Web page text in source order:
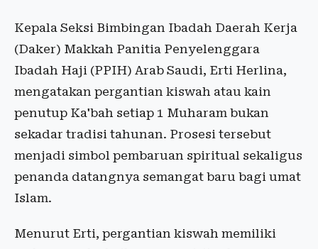
Kepala Seksi Bimbingan Ibadah Daerah Kerja
(Daker) Makkah Panitia Penyelenggara
Ibadah Haji (PPIH) Arab Saudi, Erti Herlina,
mengatakan pergantian kiswah atau kain
penutup Ka'bah setiap 1 Muharam bukan
sekadar tradisi tahunan. Prosesi tersebut
menjadi simbol pembaruan spiritual sekaligus
penanda datangnya semangat baru bagi umat
Islam.
Menurut Erti, pergantian kiswah memiliki